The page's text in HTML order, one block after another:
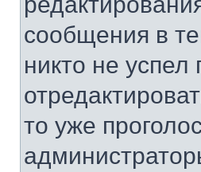
сообщения в
никто не
то уже